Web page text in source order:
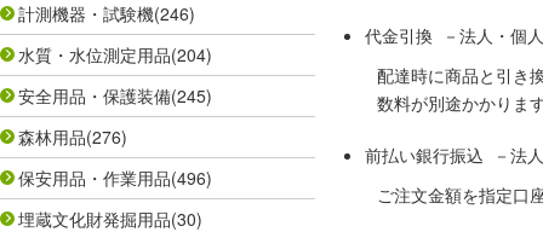
計測機器・試験機(246)
水質・水位測定用品(204)
安全用品・保護装備(245)
森林用品(276)
保安用品・作業用品(496)
埋蔵文化財発掘用品(30)
代金引換 －法人・個
配達時に商品と引き
数料が別途かかりま
前払い銀行振込 －法
ご注文金額を指定口